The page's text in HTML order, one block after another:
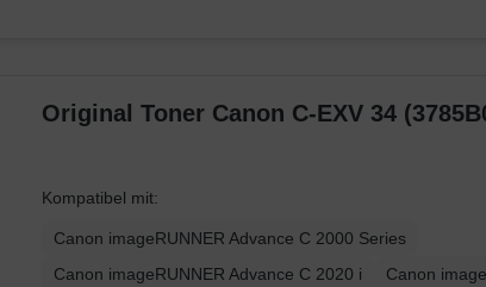
Original Toner Canon C-EXV 34
Kompatibel mit:
Canon imageRUNNER Advance C 2000 Series
Canon imageRUNNER Advance C 2020 i
Canon